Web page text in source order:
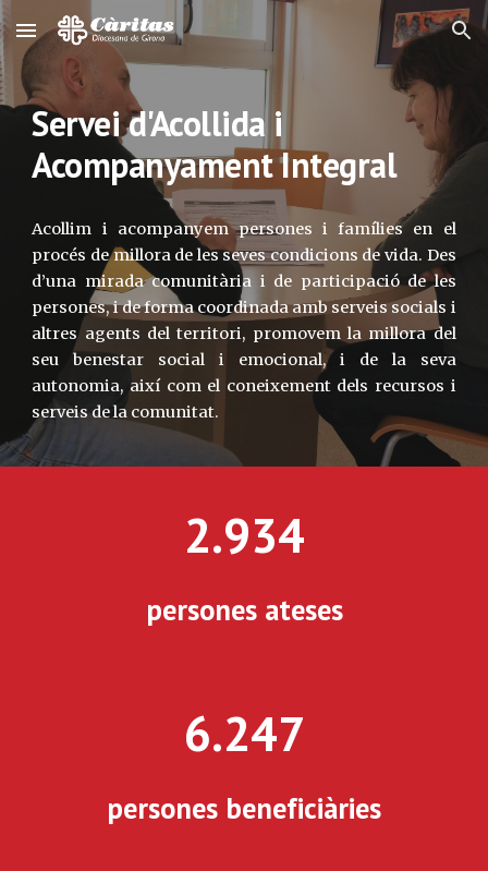
Skip to main content Skip to navigation
Servei d'Acollida i
Acompanyament Integral
Acollim i acompanyem persones i famílies en el
procés de millora de les seves condicions de vida. Des
d’una mirada comunitària i de participació de les
persones, i de forma coordinada amb serveis socials i
altres agents del territori, promovem la millora del
seu benestar social i emocional, i de la seva
autonomia, així com el coneixement dels recursos i
serveis de la comunitat.
2.934
persones ateses
6.247
persones beneficiàries